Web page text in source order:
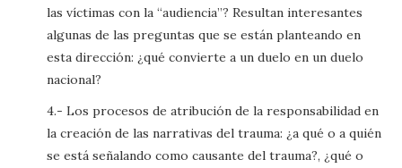
las víctimas con la “audiencia”? Resultan interesantes
algunas de las preguntas que se están planteando en
esta dirección: ¿qué convierte a un duelo en un duelo
nacional?
4.- Los procesos de atribución de la responsabilidad en
la creación de las narrativas del trauma: ¿a qué o a quién
se está señalando como causante del trauma?, ¿qué o